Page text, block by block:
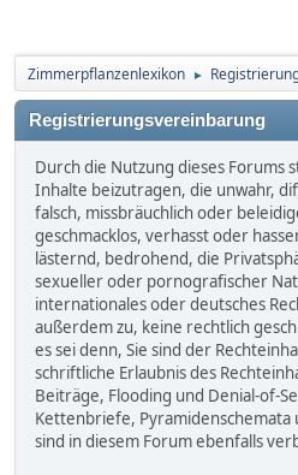
Zimmerpflanzenlexikon ►
Registrierungsvereinbarung
Durch die Nutzung dieses Forums
Inhalte beizutragen, die unwahr,
falsch, missbräuchlich oder
geschmacklos, verhasst oder
lästernd, bedrohend, die
sexueller oder pornografischer
internationales oder deutsches
außerdem zu, keine rechtlich
es sei denn, Sie sind der
schriftliche Erlaubnis des
Beiträge, Flooding und Denial-of-
Kettenbriefe,
sind in diesem Forum ebenfalls